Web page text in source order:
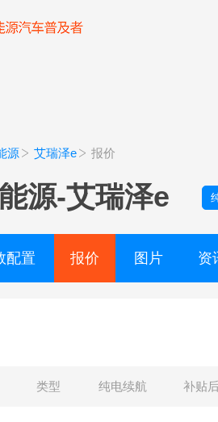
源 艾瑞泽e 报价
源-艾瑞泽e
配置 报价 图片 资
类型 纯电续航 补贴